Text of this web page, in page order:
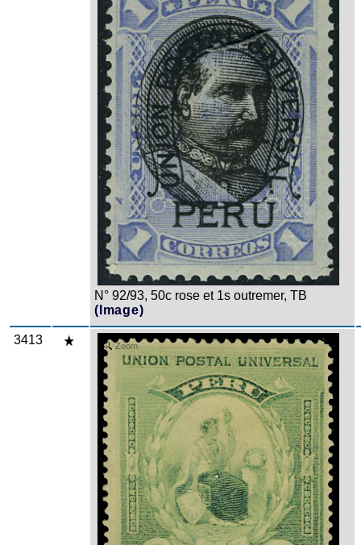
N° 92/93, 50c rose et 1s outremer, TB
(Image)
3413 Zoom